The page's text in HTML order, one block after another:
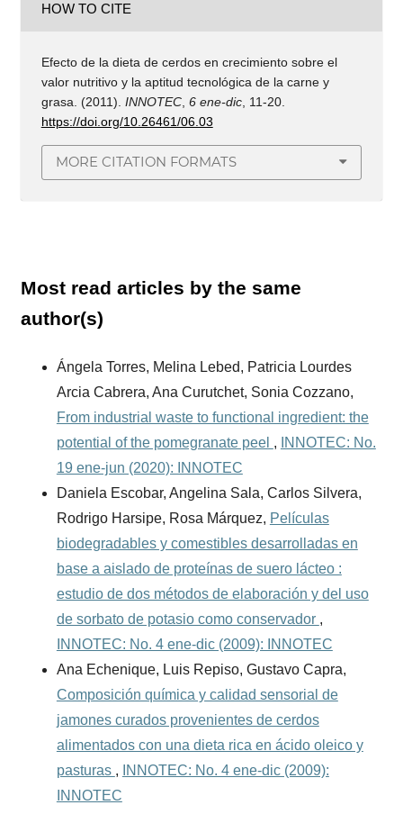
HOW TO CITE
Efecto de la dieta de cerdos en crecimiento sobre el
valor nutritivo y la aptitud tecnológica de la carne y
grasa. (2011). INNOTEC, 6 ene-dic, 11-20.
https://doi.org/10.26461/06.03
MORE CITATION FORMATS
Most read articles by the same
author(s)
Ángela Torres, Melina Lebed, Patricia Lourdes
Arcia Cabrera, Ana Curutchet, Sonia Cozzano,
From industrial waste to functional ingredient: the
potential of the pomegranate peel ,
INNOTEC: No.
19 ene-jun (2020): INNOTEC
Daniela Escobar, Angelina Sala, Carlos Silvera,
Rodrigo Harsipe, Rosa Márquez, Películas
biodegradables y comestibles desarrolladas en
base a aislado de proteínas de suero lácteo :
estudio de dos métodos de elaboración y del uso
de sorbato de potasio como conservador ,
INNOTEC: No. 4 ene-dic (2009): INNOTEC
Ana Echenique, Luis Repiso, Gustavo Capra,
Composición química y calidad sensorial de
jamones curados provenientes de cerdos
alimentados con una dieta rica en ácido oleico y
pasturas ,
INNOTEC: No. 4 ene-dic (2009):
INNOTEC